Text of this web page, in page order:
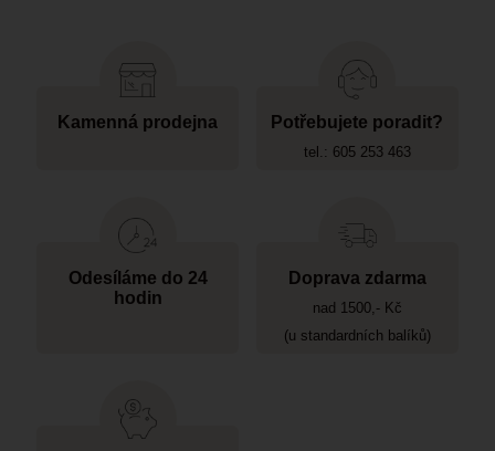
Kamenná prodejna Potřebujete poradit?
tel.: 605 253 463
Odesíláme do 24
hodin
Doprava zdarma
nad 1500,- Kč
(u standardních balíků)